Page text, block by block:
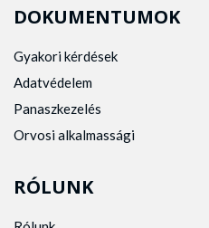
DOKUMENTUMOK
Gyakori kérdések
Adatvédelem
Panaszkezelés
Orvosi alkalmassági
RÓLUNK